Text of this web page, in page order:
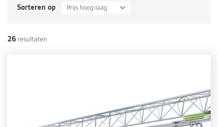
Sorteren op Prijs hoog-laag
26 resultaten